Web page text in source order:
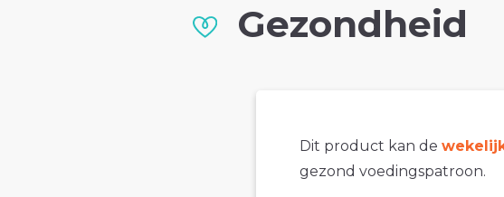
Gezondheid
Dit product kan de
gezond voedingspatroon.